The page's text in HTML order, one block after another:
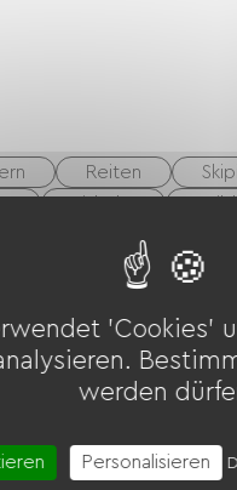
Reiten
Billard
'Cookies'
werden
Personalisieren